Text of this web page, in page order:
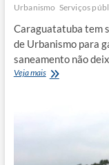
Urbanismo Serviços
Caraguatatuba tem
de Urbanismo para
saneamento não
Veja maisFiscalização